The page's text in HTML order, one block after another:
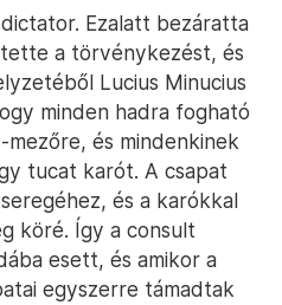
Ezalatt bezáratta
a törvénykezést, és
Lucius Minucius
minden hadra fogható
és mindenkinek
tucat karót. A csapat
és a karókkal
köré. Így a consult
esett, és amikor a
egyszerre támadtak